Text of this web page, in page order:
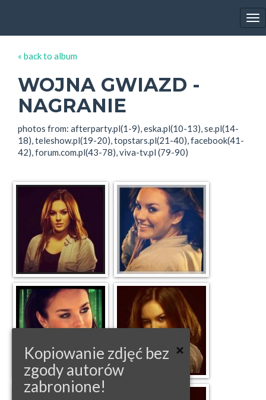
« back to album
WOJNA GWIAZD -
NAGRANIE
photos from: afterparty.pl(1-9), eska.pl(10-13), se.pl(14-
18), teleshow.pl(19-20), topstars.pl(21-40), facebook(41-
42), forum.com.pl(43-78), viva-tv.pl (79-90)
Kopiowanie zdjęć bez
zgody autorów
zabronione!